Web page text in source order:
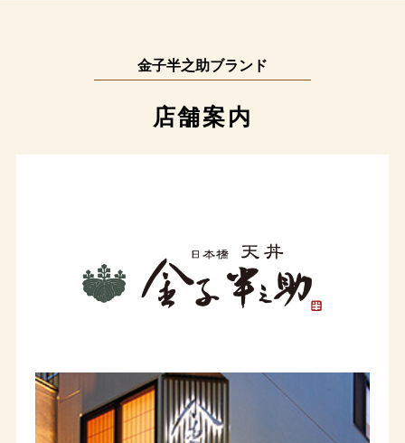
金子半之助ブランド
店舗案内